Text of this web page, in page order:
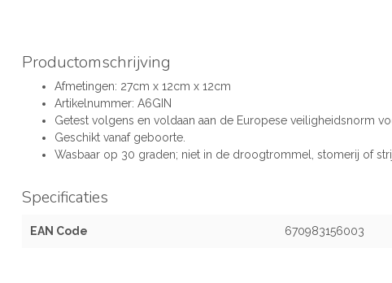
Productomschrijving
Afmetingen: 27cm x 12cm x 12cm
Artikelnummer: A6GIN
Getest volgens en voldaan aan de Europese veiligheidsnorm
Geschikt vanaf geboorte.
Wasbaar op 30 graden; niet in de droogtrommel, stomerij of
Specificaties
EAN Code 670983156003